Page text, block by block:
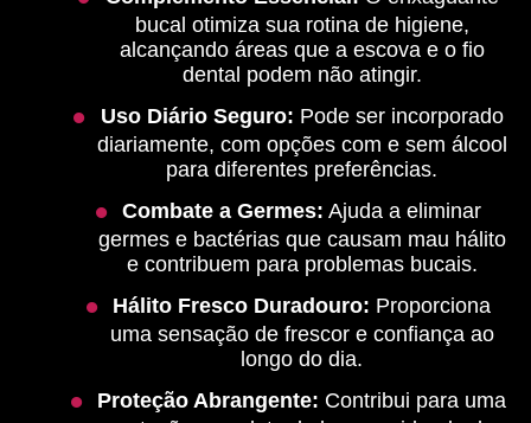
bucal otimiza sua rotina de higiene,
alcançando áreas que a escova e o fio
dental podem não atingir.
Uso Diário Seguro: Pode ser incorporado
diariamente, com opções com e sem álcool
para diferentes preferências.
Combate a Germes: Ajuda a eliminar
germes e bactérias que causam mau hálito
e contribuem para problemas bucais.
Hálito Fresco Duradouro: Proporciona
uma sensação de frescor e confiança ao
longo do dia.
Proteção Abrangente: Contribui para uma